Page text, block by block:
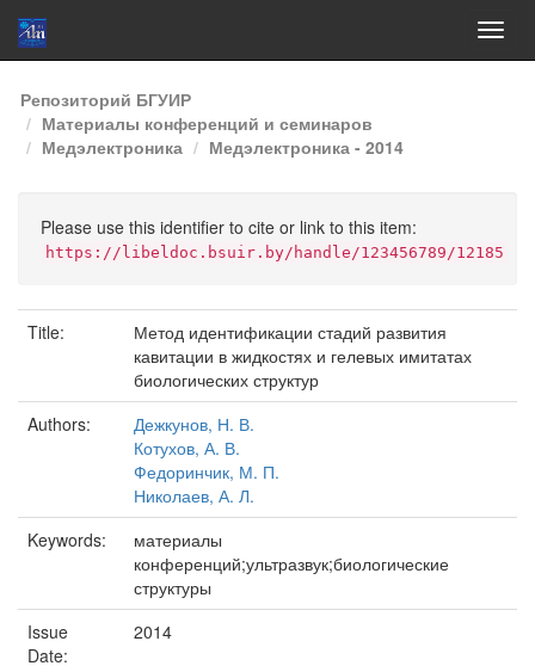
Skip
navigation
Репозиторий БГУИР
Материалы конференций и семинаров
Медэлектроника
Медэлектроника - 2014
Please use this identifier to cite or link to this item:
https://libeldoc.bsuir.by/handle/123456789/12185
Title:
Метод идентификации стадий развития
кавитации в жидкостях и гелевых имитатах
биологических структур
Authors:
Дежкунов, Н. В.
Котухов, А. В.
Федоринчик, М. П.
Николаев, А. Л.
Keywords:
материалы
конференций;ультразвук;биологические
структуры
Issue
Date:
2014